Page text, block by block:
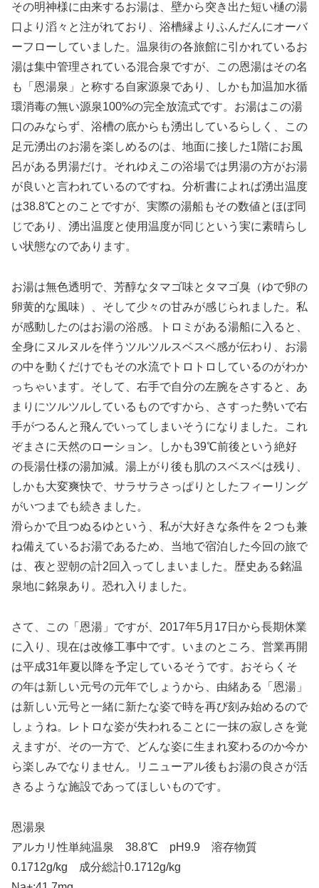
その明神様に由来するお湯は、壁から突き出た短い樋の湯
口より滔々と注がれており、浴槽縁よりふんだんにオーバ
ーフローしていました。温泉街の各旅館に引かれているお
湯は集中管理されている混合泉ですが、この恩湯はその名
も「恩湯泉」と称する自家源泉であり、しかも加温加水循
環消毒の無い源泉100%の完全放流式です。お湯はこの湯
口のみならず、浴槽の底からも湧出しているらしく、この
足元湧出のお湯を楽しめるのは、地面に接した1階にお風
呂がある男湯だけ。それゆえこの浴場では男湯の方がお湯
が良いと言われているのですね。分析書によれば湧出温度
は38.8℃とのことですが、実際の湯船もその数値とほぼ同
じであり、湧出温度と使用温度が同じという実に素晴らし
い状態なのであります。
お湯は無色透明で、芳醇なタマゴ味とタマゴ臭（ゆで卵の
卵黄的な風味）、そして少々の甘みが感じられました。私
が感動したのはお湯の浴感。トロミがある湯船に入ると、
全身にヌルヌルを伴うツルツルスベスベ感が伝わり、お湯
の中を動くだけでもその水流でトロトロしているのがわか
っちゃいます。そして、右手で自分の左腕をさすると、あ
まりにツルツルしているものですから、さすった勢いで右
手がつるんと飛んでいってしまいそうになりました。これ
ぞまさに天然のローション。しかも39℃前後という絶好
の長湯仕様の湯加減。湯上がり後も肌のスベスベは残り、
しかも大変爽快で、サラサラさっぱりとしたフィーリング
がいつまでも続きました。
滑らかで且つぬるゆという、私が大好きな条件を２つも兼
ね備えているお湯であるため、当地で宿泊した今回の旅で
は、夜と翌朝の計2回入ってしまいました。歴史ある銘温
泉地に銘泉あり。恐れ入りました。
さて、この「恩湯」ですが、2017年5月17日から長期休業
に入り、現在は改修工事中です。いまのところ、営業再開
は平成31年夏以降を予定しているそうです。おそらくそ
の年は新しい元号の元年でしょうから、由緒ある「恩湯」
は新しい元号と一緒に新たな姿で時を再び刻み始めるので
しょうね。レトロな姿が失われることに一抹の寂しさを覚
えますが、その一方で、どんな姿に生まれ変わるのか今か
ら楽しみでなりません。リニューアル後もお湯の良さが活
きるような施設であってほしいものです。
恩湯泉
アルカリ性単純温泉 38.8℃ pH9.9 溶存物質
0.1712g/kg 成分総計0.1712g/kg